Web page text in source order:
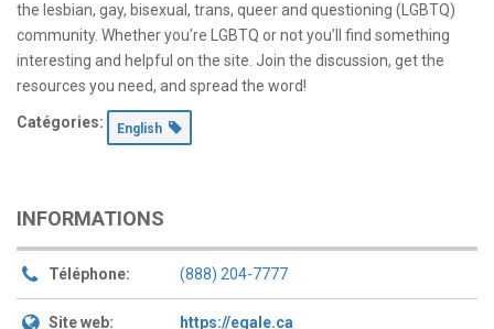
the lesbian, gay, bisexual, trans, queer and questioning (LGBTQ)
community. Whether you’re LGBTQ or not you’ll find something
interesting and helpful on the site. Join the discussion, get the
resources you need, and spread the word!
Catégories: English
INFORMATIONS
Téléphone: (888) 204-7777
Site web: https://egale.ca